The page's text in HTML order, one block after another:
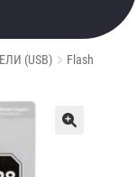
(USB)
Flash